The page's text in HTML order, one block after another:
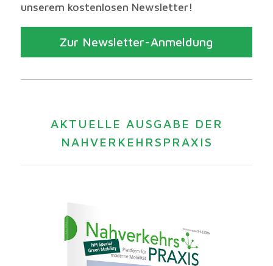
unserem kostenlosen Newsletter!
Zur Newsletter-Anmeldung
AKTUELLE AUSGABE DER
NAHVERKEHRSPRAXIS